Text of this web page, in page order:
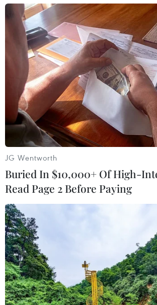
Theo dõi VietnamPlus
TIN LIÊN QUAN
Nhà lãnh đạo Triều Tiên nêu
JG Wentworth
Buried In $10,000+ Of High-
Read Page 2 Before Paying